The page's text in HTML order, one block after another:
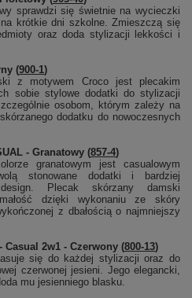
sprawdzi się świetnie na wycieczki
krótkie dni szkolne. Zmieszczą się
oraz doda stylizacji lekkości i
(900-1)
z motywem Croco jest plecakim
sobie stylowe dodatki do stylizacji
osobom, którym zależy na
dodatku do nowoczesnych
- Granatowy (857-4)
granatowym jest casualowym
stonowane dodatki i bardziej
Plecak skórzany damski
dzięki wykonaniu ze skóry
z dbałością o najmniejszy
2w1 - Czerwony (800-13)
się do każdej stylizacji oraz do
czerwonej jesieni. Jego elegancki,
mu jesienniego blasku.